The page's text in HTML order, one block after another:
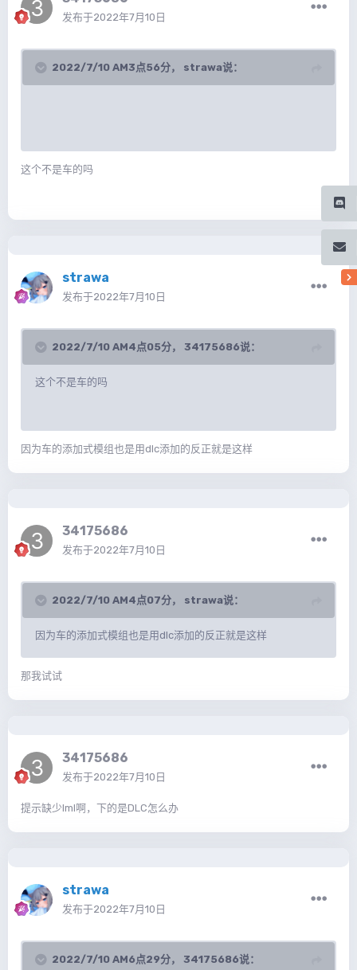
发布于2022年7月10日
2022/7/10 AM3点56分， strawa说：
这个不是车的吗
strawa
发布于2022年7月10日
2022/7/10 AM4点05分， 34175686说：
这个不是车的吗
因为车的添加式模组也是用dlc添加的反正就是这样
34175686
发布于2022年7月10日
2022/7/10 AM4点07分， strawa说：
因为车的添加式模组也是用dlc添加的反正就是这样
那我试试
34175686
发布于2022年7月10日
提示缺少lml啊，下的是DLC怎么办
strawa
发布于2022年7月10日
2022/7/10 AM6点29分， 34175686说：